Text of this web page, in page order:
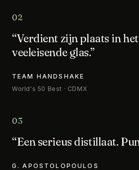
02
“Verdient zijn plaats in
veeleisende glas.”
TEAM HANDSHAKE
World's 50 Best · CDMX
03
“Een serieus distillaat.
G. APOSTOLOPOULOS